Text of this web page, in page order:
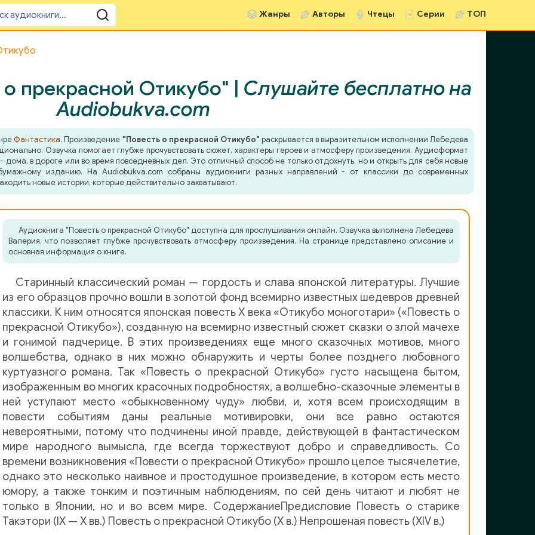
Жанры Авторы Чтецы Серии ТОП
прекрасной Отикубо" | Слушайте бесплатно на
Audiobukva.com
Фантастика. Произведение "Повесть о прекрасной Отикубо" раскрывается в выразительном исполнении Лебедева
Озвучка помогает глубже прочувствовать сюжет, характеры героев и атмосферу произведения. Аудиоформат
дома, в дороге или во время повседневных дел. Это отличный способ не только отдохнуть, но и открыть для себя новые
изданию. На Audiobukva.com собраны аудиокниги разных направлений - от классики до современных
новые истории, которые действительно захватывают.
Аудиокнига "Повесть о прекрасной Отикубо" доступна для прослушивания онлайн. Озвучка выполнена Лебедева
Валерия, что позволяет глубже прочувствовать атмосферу произведения. На странице представлено описание и
основная информация о книге.
Старинный классический роман — гордость и слава японской литературы. Лучшие
из его образцов прочно вошли в золотой фонд всемирно известных шедевров древней
классики. К ним относятся японская повесть Х века «Отикубо моноготари» («Повесть о
прекрасной Отикубо»), созданную на всемирно известный сюжет сказки о злой мачехе
и гонимой падчерице. В этих произведениях еще много сказочных мотивов, много
волшебства, однако в них можно обнаружить и черты более позднего любовного
куртуазного романа. Так «Повесть о прекрасной Отикубо» густо насыщена бытом,
изображенным во многих красочных подробностях, а волшебно-сказочные элементы в
ней уступают место «обыкновенному чуду» любви, и, хотя всем происходящим в
повести событиям даны реальные мотивировки, они все равно остаются
невероятными, потому что подчинены иной правде, действующей в фантастическом
мире народного вымысла, где всегда торжествуют добро и справедливость. Со
времени возникновения «Повести о прекрасной Отикубо» прошло целое тысячелетие,
однако это несколько наивное и простодушное произведение, в котором есть место
юмору, а также тонким и поэтичным наблюдениям, по сей день читают и любят не
только в Японии, но и во всем мире. СодержаниеПредисловие Повесть о старике
Такэтори (IX — X вв.) Повесть о прекрасной Отикубо (X в.) Непрошеная повесть (XIV в.)